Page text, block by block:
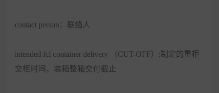
contact person：联络人
intended fcl container delivery （CUT-OFF）:制定的重柜
交柜时间，装箱整箱交付截止